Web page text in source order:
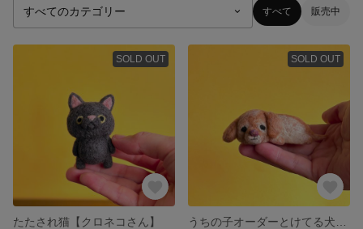
すべて 販売中
SOLD OUT
たたされ猫【クロネコさん】
SOLD OUT